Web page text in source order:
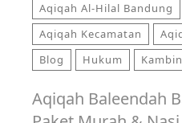
Aqiqah Al-Hilal Bandung
Aqiqah Kecamatan
Blog
Hukum
Aqiqah Baleendah